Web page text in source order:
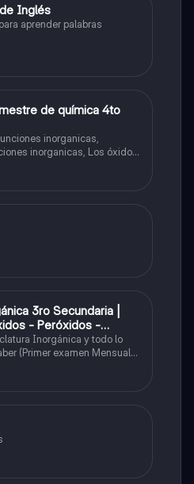
Inglés
aprender palabras
de química 4to
inorganicas,
inorganicas, Los óxidos
3ro Secundaria |
- Peróxidos -
Inorgánica y todo lo
(Primer examen Mensual